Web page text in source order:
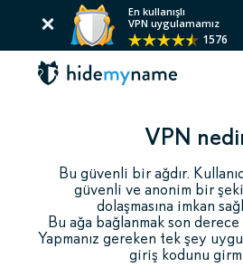
En kullanışlı
VPN uygulamamız
1576
VPN
Bu güvenli bir ağdır.
güvenli ve anonim bir
dolaşmasına imkan
Bu ağa bağlanmak son
Yapmanız gereken tek şey
giriş kodunu